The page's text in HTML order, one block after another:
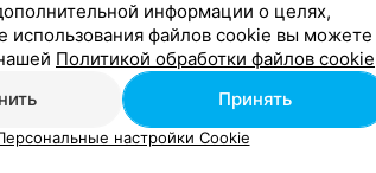
информации о целях,
использования файлов cookie вы можете
Политикой обработки файлов cookie
Принять
настройки Cookie